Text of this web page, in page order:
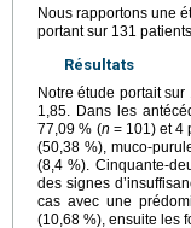
Nous rapportons une
portant sur 131
Résultats
Notre étude portait
1,85. Dans les
77,09 % (n = 101) et 4
(50,38 %), muco-
(8,4 %). Cinquante-
des signes
cas avec une
(10,68 %), ensuite les